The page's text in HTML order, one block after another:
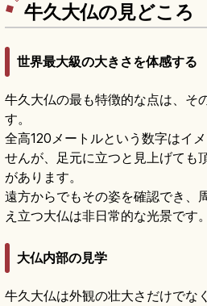
牛久大仏の見どころ
世界最大級の大きさを体感する
牛久大仏の最も特徴的な点は、そ
す。
全高120メートルという数字はイ
せんが、足元に立つと見上げても
があります。
遠方からでもその姿を確認でき、
え立つ大仏は非日常的な光景です。
大仏内部の見学
牛久大仏は外観の壮大さだけでな